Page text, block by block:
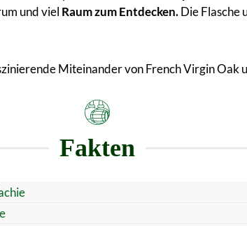
und viel Raum zum Entdecken.Die Flasche
Miteinander von French Virgin Oak
Fakten